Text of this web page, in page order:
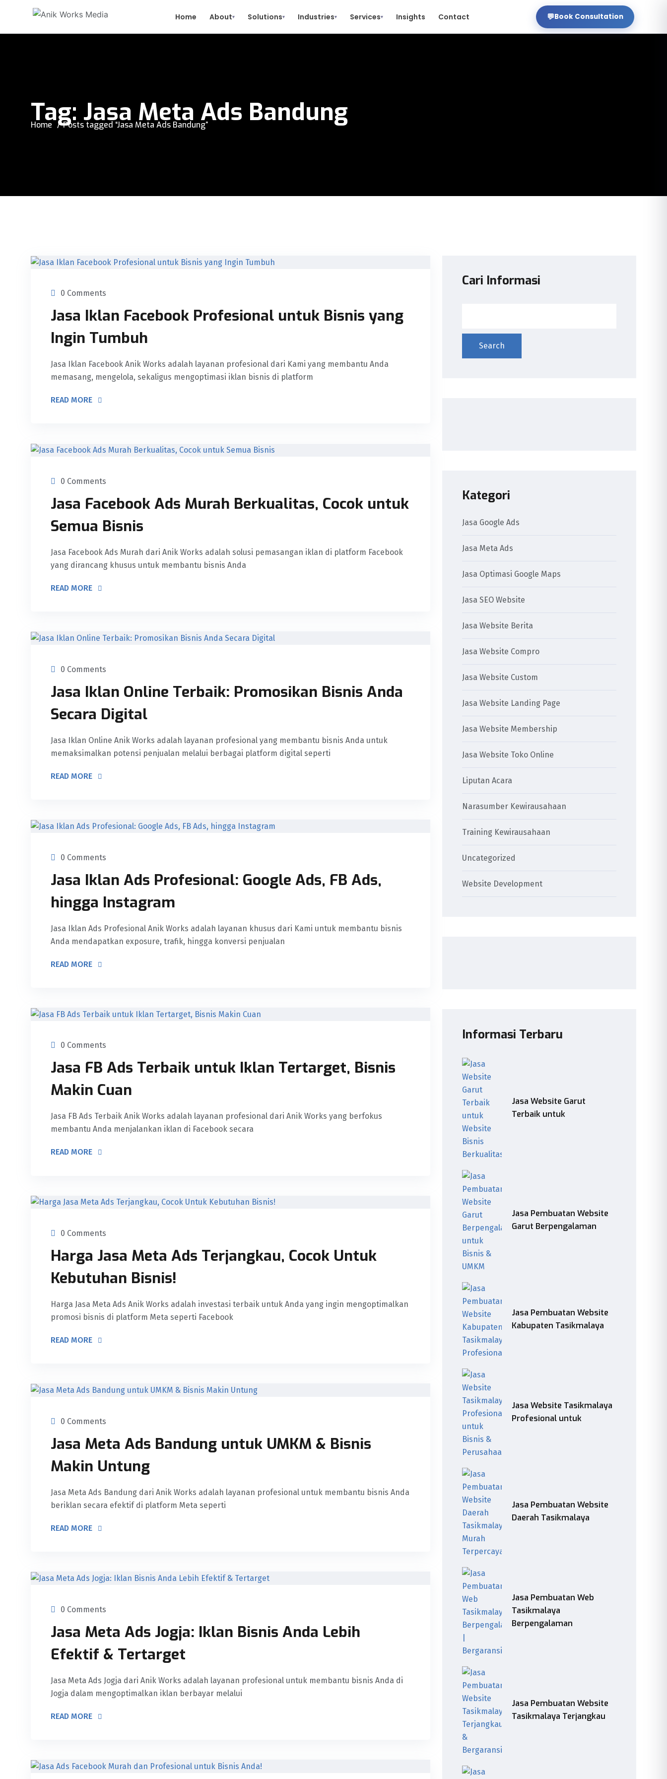
Home About▾ Solutions▾ Industries▾ Services▾ Insights Contact 💬Book Consultation
Tag: Jasa Meta Ads Bandung
Home Posts tagged “Jasa Meta Ads Bandung”
0 Comments
Jasa Iklan Facebook Profesional untuk Bisnis yang
Ingin Tumbuh
Jasa Iklan Facebook Anik Works adalah layanan profesional dari Kami yang membantu Anda
memasang, mengelola, sekaligus mengoptimasi iklan bisnis di platform
READ MORE
0 Comments
Jasa Facebook Ads Murah Berkualitas, Cocok untuk
Semua Bisnis
Jasa Facebook Ads Murah dari Anik Works adalah solusi pemasangan iklan di platform Facebook
yang dirancang khusus untuk membantu bisnis Anda
READ MORE
0 Comments
Jasa Iklan Online Terbaik: Promosikan Bisnis Anda
Secara Digital
Jasa Iklan Online Anik Works adalah layanan profesional yang membantu bisnis Anda untuk
memaksimalkan potensi penjualan melalui berbagai platform digital seperti
READ MORE
0 Comments
Jasa Iklan Ads Profesional: Google Ads, FB Ads,
hingga Instagram
Jasa Iklan Ads Profesional Anik Works adalah layanan khusus dari Kami untuk membantu bisnis
Anda mendapatkan exposure, trafik, hingga konversi penjualan
READ MORE
0 Comments
Jasa FB Ads Terbaik untuk Iklan Tertarget, Bisnis
Makin Cuan
Jasa FB Ads Terbaik Anik Works adalah layanan profesional dari Anik Works yang berfokus
membantu Anda menjalankan iklan di Facebook secara
READ MORE
0 Comments
Harga Jasa Meta Ads Terjangkau, Cocok Untuk
Kebutuhan Bisnis!
Harga Jasa Meta Ads Anik Works adalah investasi terbaik untuk Anda yang ingin mengoptimalkan
promosi bisnis di platform Meta seperti Facebook
READ MORE
0 Comments
Jasa Meta Ads Bandung untuk UMKM & Bisnis
Makin Untung
Jasa Meta Ads Bandung dari Anik Works adalah layanan profesional untuk membantu bisnis Anda
beriklan secara efektif di platform Meta seperti
READ MORE
0 Comments
Jasa Meta Ads Jogja: Iklan Bisnis Anda Lebih
Efektif & Tertarget
Jasa Meta Ads Jogja dari Anik Works adalah layanan profesional untuk membantu bisnis Anda di
Jogja dalam mengoptimalkan iklan berbayar melalui
READ MORE
Cari Informasi
Search
Kategori
Jasa Google Ads
Jasa Meta Ads
Jasa Optimasi Google Maps
Jasa SEO Website
Jasa Website Berita
Jasa Website Compro
Jasa Website Custom
Jasa Website Landing Page
Jasa Website Membership
Jasa Website Toko Online
Liputan Acara
Narasumber Kewirausahaan
Training Kewirausahaan
Uncategorized
Website Development
Informasi Terbaru
Jasa Website Garut
Terbaik untuk
Jasa Pembuatan Website
Garut Berpengalaman
Jasa Pembuatan Website
Kabupaten Tasikmalaya
Jasa Website Tasikmalaya
Profesional untuk
Jasa Pembuatan Website
Daerah Tasikmalaya
Jasa Pembuatan Web
Tasikmalaya
Berpengalaman
Jasa Pembuatan Website
Tasikmalaya Terjangkau